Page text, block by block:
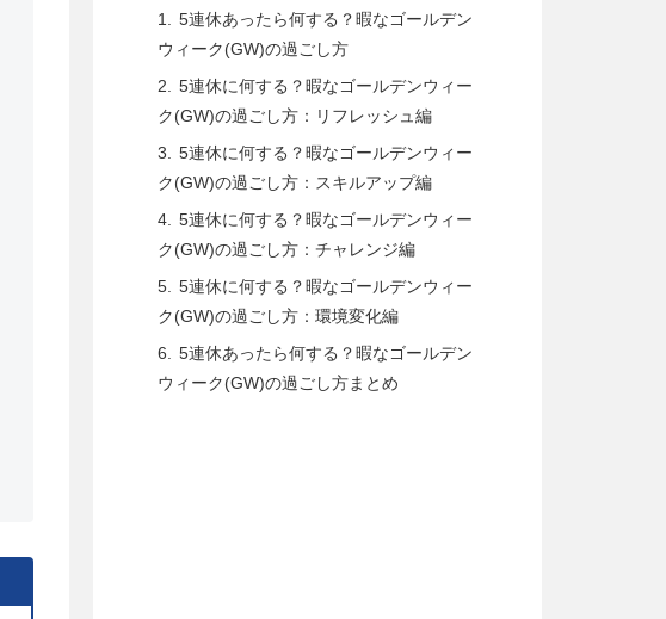
5連休あったら何する？暇なゴールデン
ウィーク(GW)の過ごし方
5連休に何する？暇なゴールデンウィー
ク(GW)の過ごし方：リフレッシュ編
5連休に何する？暇なゴールデンウィー
ク(GW)の過ごし方：スキルアップ編
5連休に何する？暇なゴールデンウィー
ク(GW)の過ごし方：チャレンジ編
5連休に何する？暇なゴールデンウィー
ク(GW)の過ごし方：環境変化編
5連休あったら何する？暇なゴールデン
ウィーク(GW)の過ごし方まとめ